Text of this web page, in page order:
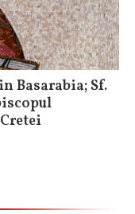
Basarabia; Sf.